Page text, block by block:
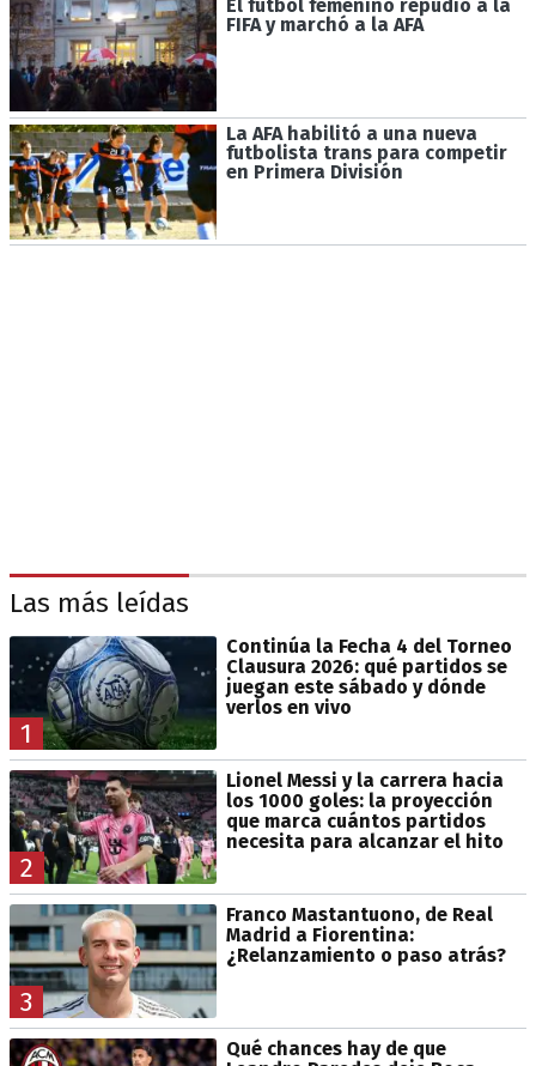
El fútbol femenino repudió a la
FIFA y marchó a la AFA
La AFA habilitó a una nueva
futbolista trans para competir
en Primera División
Las más leídas
1
Continúa la Fecha 4 del Torneo
Clausura 2026: qué partidos se
juegan este sábado y dónde
verlos en vivo
2
Lionel Messi y la carrera hacia
los 1000 goles: la proyección
que marca cuántos partidos
necesita para alcanzar el hito
3
Franco Mastantuono, de Real
Madrid a Fiorentina:
¿Relanzamiento o paso atrás?
Qué chances hay de que